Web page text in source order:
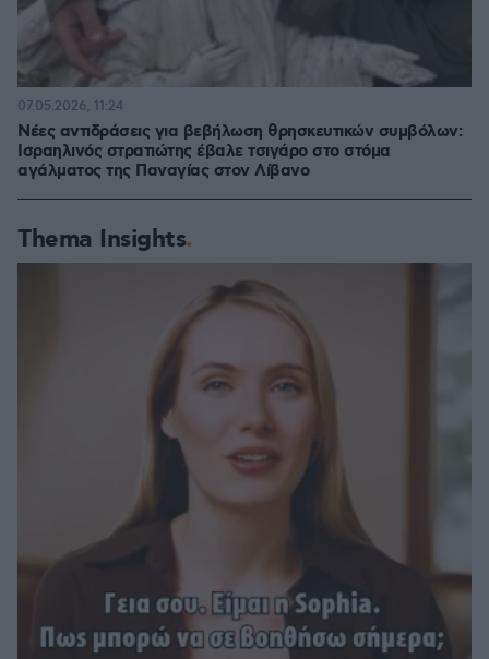
Νέες αντιδράσεις για βεβήλωση θρησκευτικών συμβόλων:
Ισραηλινός στρατιώτης έβαλε τσιγάρο στο στόμα
αγάλματος της Παναγίας στον Λίβανο
07.05.2026, 11:24
Thema Insights